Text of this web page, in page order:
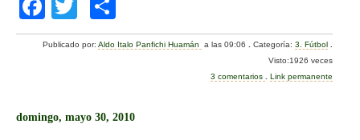
F
a
c
b
o
T
wi
tt
o
m
ar
Publicado por:Aldo Italo Panfichi Huamán a las 09:06 .Categoría:3. Fútbol
Visto:1926 veces
3 comentarios
Link permanente
domingo, mayo 30, 2010